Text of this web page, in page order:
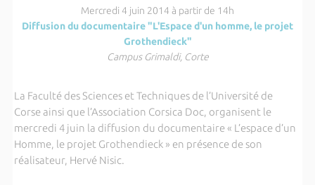
Mercredi 4 juin 2014 à partir de 14h
Diffusion du documentaire "L'Espace d'un homme, le projet
Grothendieck"
Campus Grimaldi, Corte
La Faculté des Sciences et Techniques de l’Université de
Corse ainsi que l’Association Corsica Doc, organisent le
mercredi 4 juin la diffusion du documentaire « L’espace d’un
Homme, le projet Grothendieck » en présence de son
réalisateur, Hervé Nisic.